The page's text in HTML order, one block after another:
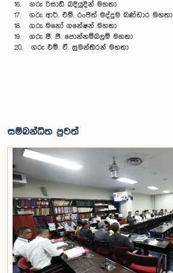
16. ගරු රිසාඩ් බදියුදීන් මහතා
17. ගරු ආර්. එම්. රංජිත් මද්දුම බණ්ඩාර මහතා
18. ගරු මනෝ ගනේෂන් මහතා
19. ගරු ජී. ජී. පොන්නම්බලම් මහතා
20. ගරු එම්. ඒ. සුමන්තිරන් මහතා
සම්බන්ධිත පුවත්